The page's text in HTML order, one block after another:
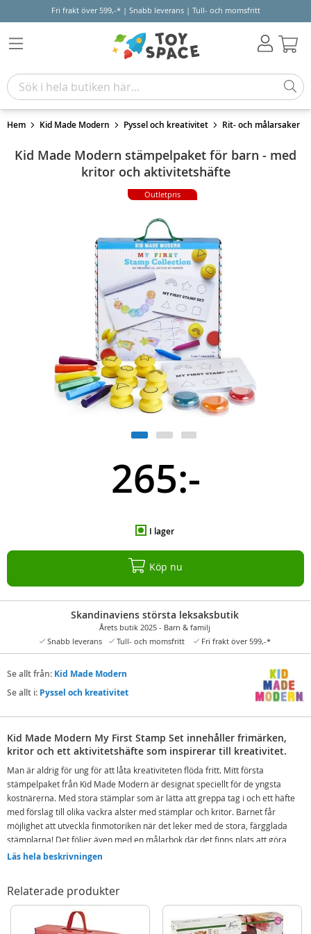
Fri frakt över 599,-* | Snabb leverans | Tull- och momsfritt
Hem Kid Made Modern Pyssel och kreativitet Rit- och målarsaker
Kid Made Modern stämpelpaket för barn - med
kritor och aktivitetshäfte
Outletpris
265:-
I lager
Köp nu
Skandinaviens största leksaksbutik
Årets butik 2025 - Barn & familj
Snabb leverans
Tull- och momsfritt Fri frakt över 599,-*
Se allt från: Kid Made Modern
Se allt i: Pyssel och kreativitet
Kid Made Modern My First Stamp Set innehåller frimärken,
kritor och ett aktivitetshäfte som inspirerar till kreativitet.
Man är aldrig för ung för att låta kreativiteten flöda fritt. Mitt första
stämpelpaket från Kid Made Modern är designat speciellt för de yngsta
kostnärerna. Med stora stämplar som är lätta att greppa tag i och ett häfte
med förslag till olika vackra alster med stämplar och kritor. Barnet får
möjlighet att utveckla finmotoriken när det leker med de stora, färgglada
stämplarna! Det följer även med en målarbok där det finns plats att göra
många konstverk med stämplar och kritor.
egna små chefer i en leksaksaffär, en bank, ett postkontor etc. – bara
Läs hela beskrivningen
Relaterade produkter